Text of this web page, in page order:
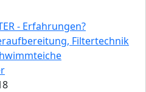
- Erfahrungen?
Filtertechnik